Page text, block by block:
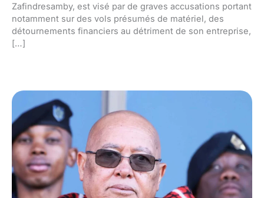
Zafindresamby, est visé par de graves accusations portant
notamment sur des vols présumés de matériel, des
détournements financiers au détriment de son entreprise,
[…]